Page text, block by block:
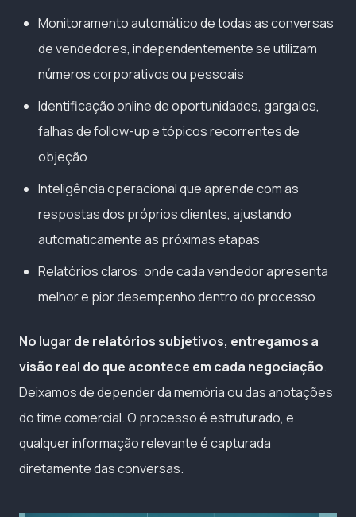
Monitoramento automático de todas as conversas
de vendedores, independentemente se utilizam
números corporativos ou pessoais
Identificação online de oportunidades, gargalos,
falhas de follow-up e tópicos recorrentes de
objeção
Inteligência operacional que aprende com as
respostas dos próprios clientes, ajustando
automaticamente as próximas etapas
Relatórios claros: onde cada vendedor apresenta
melhor e pior desempenho dentro do processo
No lugar de relatórios subjetivos, entregamos a
visão real do que acontece em cada negociação.
Deixamos de depender da memória ou das anotações
do time comercial. O processo é estruturado, e
qualquer informação relevante é capturada
diretamente das conversas.